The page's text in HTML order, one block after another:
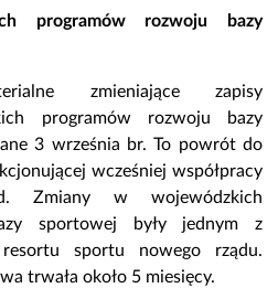
programów rozwoju bazy
zmieniające zapisy
programów rozwoju bazy
3 września br. To powrót do
wcześniej współpracy
Zmiany w wojewódzkich
sportowej były jednym z
sportu nowego rządu.
trwała około 5 miesięcy.